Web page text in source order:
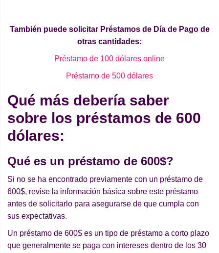
También puede solicitar Préstamos de Día de Pago de
otras cantidades:
Préstamo de 100 dólares online
Préstamo de 500 dólares
Qué más debería saber
sobre los préstamos de 600
dó lares:
Qué es un préstamo de 600$?
Si no se ha encontrado previamente con un préstamo de
600$, revise la información básica sobre este préstamo
antes de solicitarlo para asegurarse de que cumpla con
sus expectativas.
Un préstamo de 600$ es un tipo de préstamo a corto plazo
que generalmente se paga con intereses dentro de los 30